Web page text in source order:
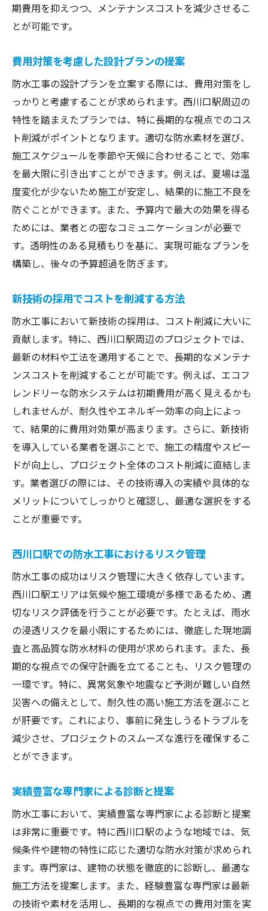
期費用を抑えつつ、メンテナンスコストを減少させるこ
とが可能です。
費用対策を考慮した設計プランの提案
防水工事の設計プランを立案する際には、費用対策をし
っかりと考慮することが求められます。西川口駅周辺の
特性を踏まえたプランでは、特に長期的な視点でのコス
ト削減がポイントとなります。適切な防水素材を選び、
施工スケジュールを季節や天候に合わせることで、効率
を最大限に引き出すことができます。例えば、夏場は温
度変化が少ないため施工が安定し、結果的に施工不良を
防ぐことができます。また、予算内で最大の効果を得る
ためには、業者との密なコミュニケーションが必要で
す。透明性のある見積もりを基に、実現可能なプランを
構築し、後々の予算超過を防ぎます。
新技術の採用でコストを削減する方法
防水工事において新技術の採用は、コスト削減に大いに
貢献します。特に、西川口駅周辺のプロジェクトでは、
最新の材料や工法を適用することで、長期的なメンテナ
ンスコストを削減することが可能です。例えば、エコフ
レンドリーな防水システムは初期費用が高く見えるかも
しれませんが、耐久性やエネルギー効率の向上によっ
て、結果的に費用対効果が高まります。さらに、新技術
を導入している業者を選ぶことで、施工の精度やスピー
ドが向上し、プロジェクト全体のコスト削減に直結しま
す。業者選びの際には、その技術導入の実績や具体的な
メリットについてしっかりと確認し、最適な選択をする
ことが重要です。
西川口駅での防水工事におけるリスク管理
防水工事の成功はリスク管理に大きく依存しています。
西川口駅エリアは気候や施工環境が多様であるため、適
切なリスク評価を行うことが必要です。たとえば、雨水
の浸透リスクを最小限にするためには、徹底した現地調
査と高品質な防水材料の使用が求められます。また、長
期的な視点での保守計画を立てることも、リスク管理の
一環です。特に、異常気象や地震など予測が難しい自然
災害への備えとして、耐久性の高い施工方法を選ぶこと
が肝要です。これにより、事前に発生しうるトラブルを
減少させ、プロジェクトのスムーズな進行を確保するこ
とができます。
実績豊富な専門家による診断と提案
防水工事において、実績豊富な専門家による診断と提案
は非常に重要です。特に西川口駅のような地域では、気
候条件や建物の特性に応じた適切な防水対策が求められ
ます。専門家は、建物の状態を徹底的に診断し、最適な
施工方法を提案します。また、経験豊富な専門家は最新
の技術や素材を活用し、長期的な視点での費用対策を実